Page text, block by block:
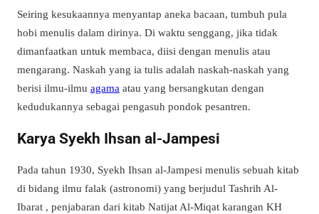
Seiring kesukaannya menyantap aneka bacaan, tumbuh pula
hobi menulis dalam dirinya. Di waktu senggang, jika tidak
dimanfaatkan untuk membaca, diisi dengan menulis atau
mengarang. Naskah yang ia tulis adalah naskah-naskah yang
berisi ilmu-ilmu agama atau yang bersangkutan dengan
kedudukannya sebagai pengasuh pondok pesantren.
Karya Syekh Ihsan al-Jampesi
Pada tahun 1930, Syekh Ihsan al-Jampesi menulis sebuah kitab
di bidang ilmu falak (astronomi) yang berjudul Tashrih Al-
Ibarat , penjabaran dari kitab Natijat Al-Miqat karangan KH